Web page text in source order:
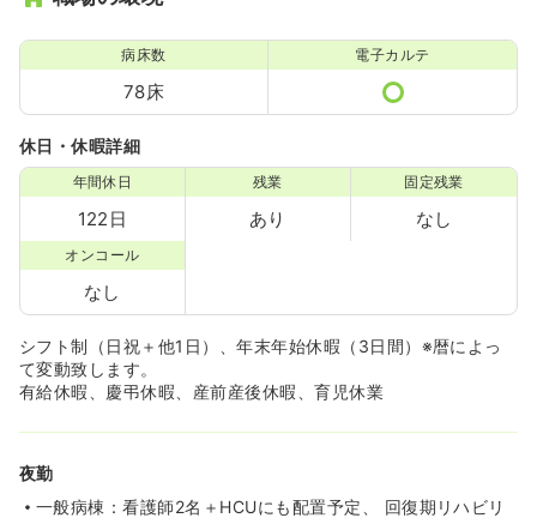
病床数
78床
電子カルテ
休日・休暇詳細
年間休日
122日
残業
あり
固定残業
なし
オンコール
なし
シフト制（日祝＋他1日）、年末年始休暇（3日間）※暦によっ
て変動致します。
有給休暇、慶弔休暇、産前産後休暇、育児休業
夜勤
一般病棟：看護師2名＋HCUにも配置予定、 回復期リハビリ